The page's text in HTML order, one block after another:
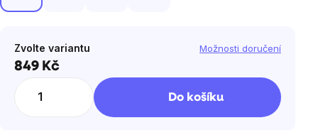
Zvolte variantu Možnosti doručení
849 Kč
Do košíku